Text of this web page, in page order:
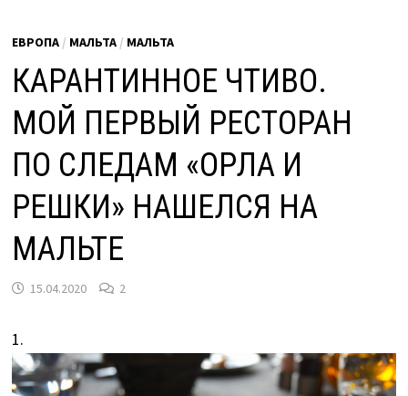
ЕВРОПА / МАЛЬТА / МАЛЬТА
КАРАНТИННОЕ ЧТИВО.
МОЙ ПЕРВЫЙ РЕСТОРАН
ПО СЛЕДАМ «ОРЛА И
РЕШКИ» НАШЕЛСЯ НА
МАЛЬТЕ
15.04.2020 2
1.